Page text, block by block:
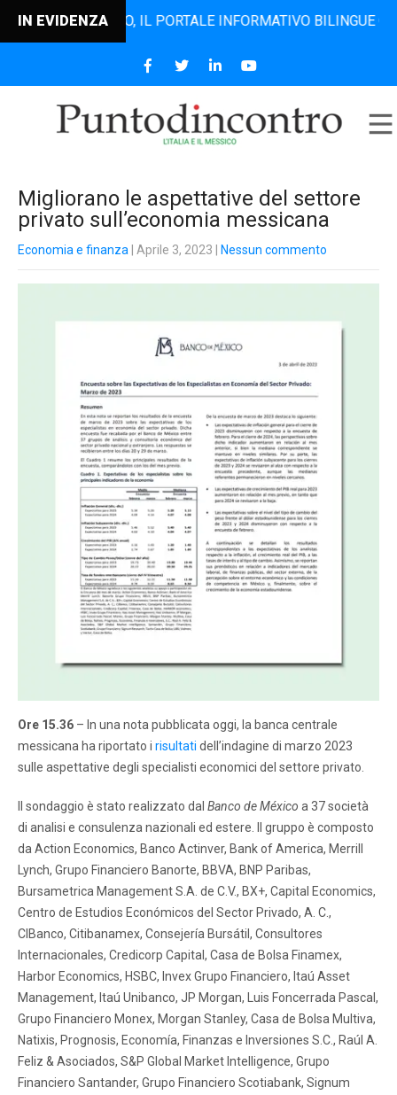
IN EVIDENZAIL PORTALE INFORMATIVO BILINGUE CHE
Migliorano le aspettative del settore
privato sull’economia messicana
Economia e finanza | Aprile 3, 2023 Nessun commento
Ore 15.36 – In una nota pubblicata oggi, la banca centrale
messicana ha riportato i risultati dell’indagine di marzo 2023
sulle aspettative degli specialisti economici del settore privato.
Il sondaggio è stato realizzato dal Banco de México a 37 società
di analisi e consulenza nazionali ed estere. Il gruppo è composto
da Action Economics, Banco Actinver, Bank of America, Merrill
Lynch, Grupo Financiero Banorte, BBVA, BNP Paribas,
Bursametrica Management S.A. de C.V., BX+, Capital Economics,
Centro de Estudios Económicos del Sector Privado, A. C.,
CIBanco, Citibanamex, Consejería Bursátil, Consultores
Internacionales, Credicorp Capital, Casa de Bolsa Finamex,
Harbor Economics, HSBC, Invex Grupo Financiero, Itaú Asset
Management, Itaú Unibanco, JP Morgan, Luis Foncerrada Pascal,
Grupo Financiero Monex, Morgan Stanley, Casa de Bolsa Multiva,
Natixis, Prognosis, Economía, Finanzas e Inversiones S.C., Raúl A.
Feliz & Asociados, S&P Global Market Intelligence, Grupo
Financiero Santander, Grupo Financiero Scotiabank, Signum